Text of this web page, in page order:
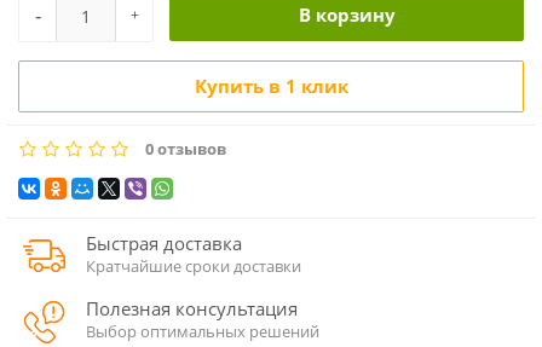
+
- В корзину
Купить в 1 клик
0 отзывов
Быстрая доставка
Кратчайшие сроки доставки
Полезная консультация
Выбор оптимальных решений